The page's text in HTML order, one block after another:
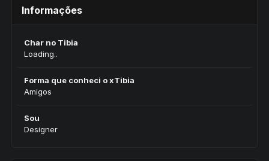
Informações
Char no Tibia
Loading..
Forma que conheci o xTibia
Amigos
Sou
Designer